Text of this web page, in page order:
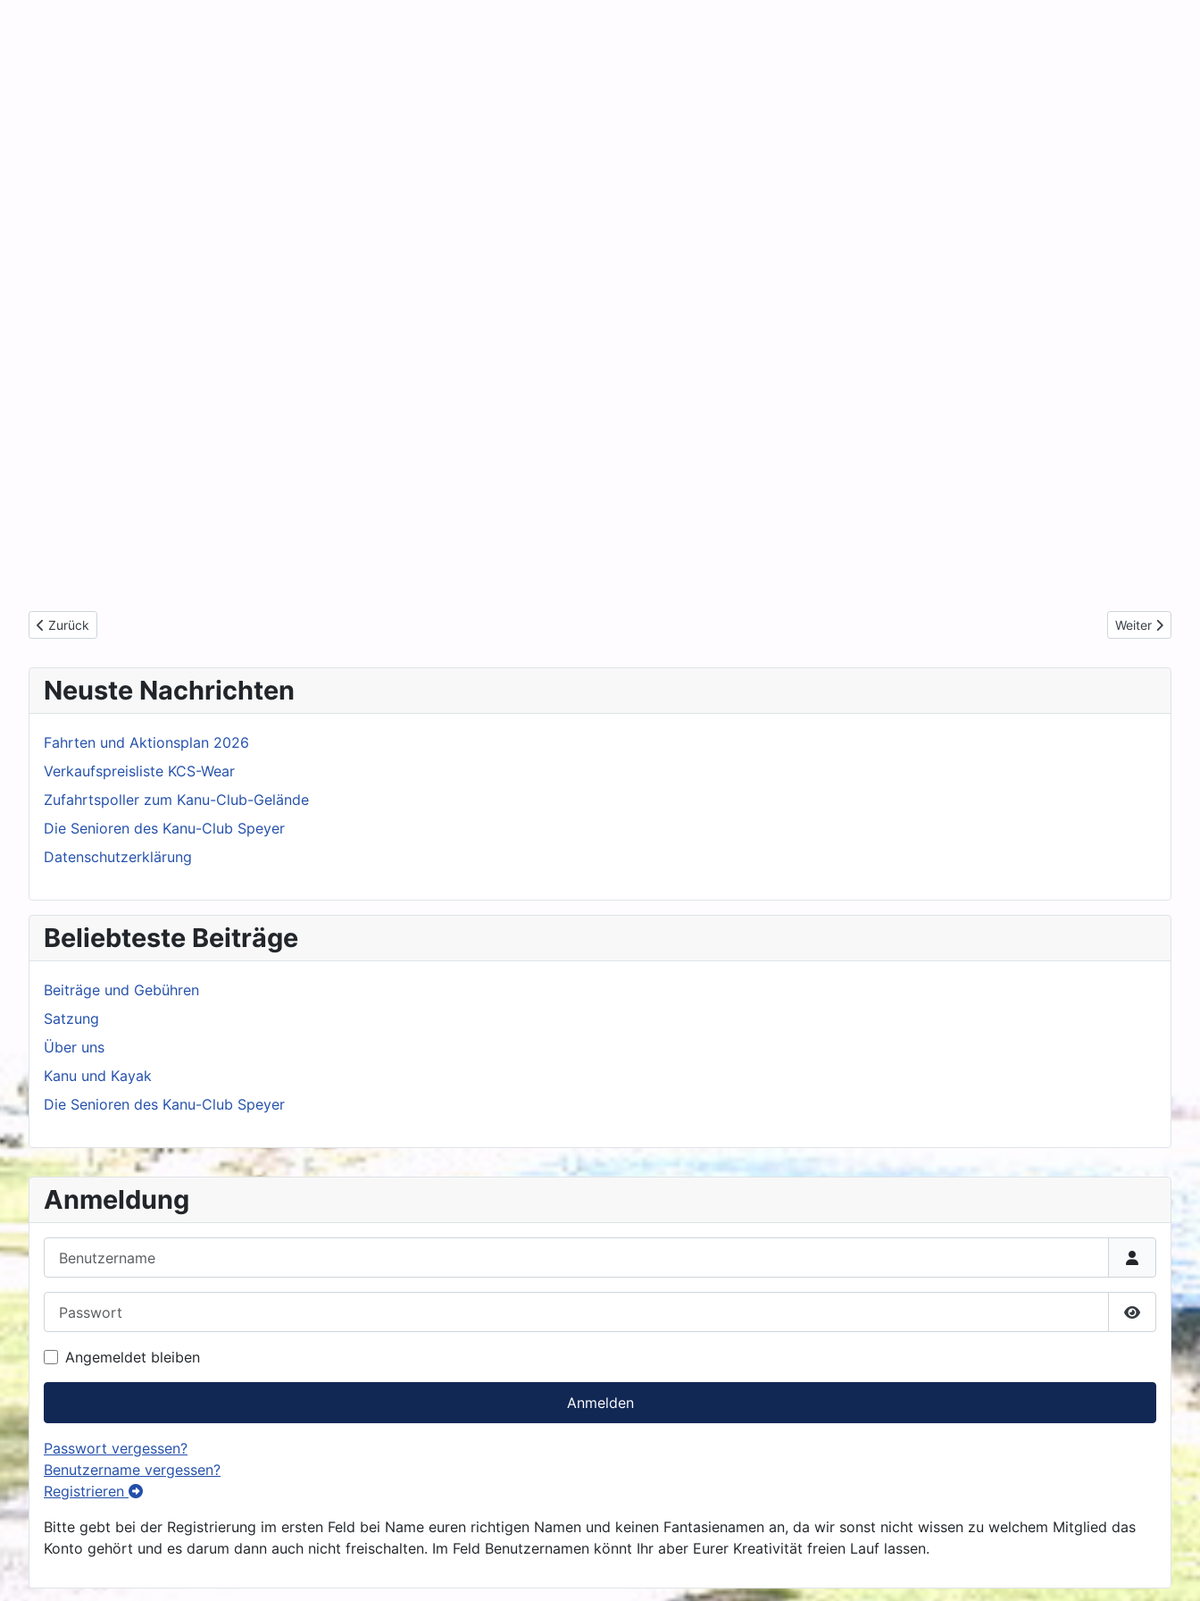
Anmeldung
Passwort
Angemeldet bleiben
Anmelden
Passwort vergessen?
Benutzername vergessen?
Registrieren
Bitte gebt bei der Registrierung im ersten Feld bei Name euren richtigen Namen und keinen Fantasienamen an, da wir sonst nicht wissen zu welchem Mitglied das
Konto gehört und es darum dann auch nicht freischalten. Im Feld Benutzernamen könnt Ihr aber Eurer Kreativität freien Lauf lassen.
Vorheriger Beitrag: Highlight im Dezember 2022
Zurück Nächster
Weiter
Neuste Nachrichten
Fahrten und Aktionsplan 2026
Verkaufspreisliste KCS-Wear
Zufahrtspoller zum Kanu-Club-Gelände
Die Senioren des Kanu-Club Speyer
Datenschutzerklärung
Beliebteste Beiträge
Beiträge und Gebühren
Satzung
Über uns
Kanu und Kayak
Die Senioren des Kanu-Club Speyer